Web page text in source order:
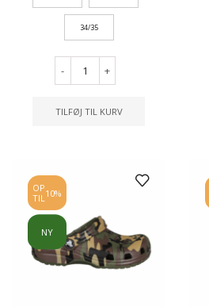
34/35
- +
TILFØJ TIL KURV
OP
TIL10%
NY